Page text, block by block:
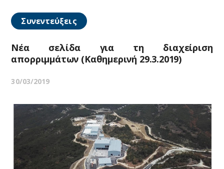
Συνεντεύξεις
Νέα σελίδα για τη διαχείριση
απορριμμάτων (Καθημερινή 29.3.2019)
30/03/2019